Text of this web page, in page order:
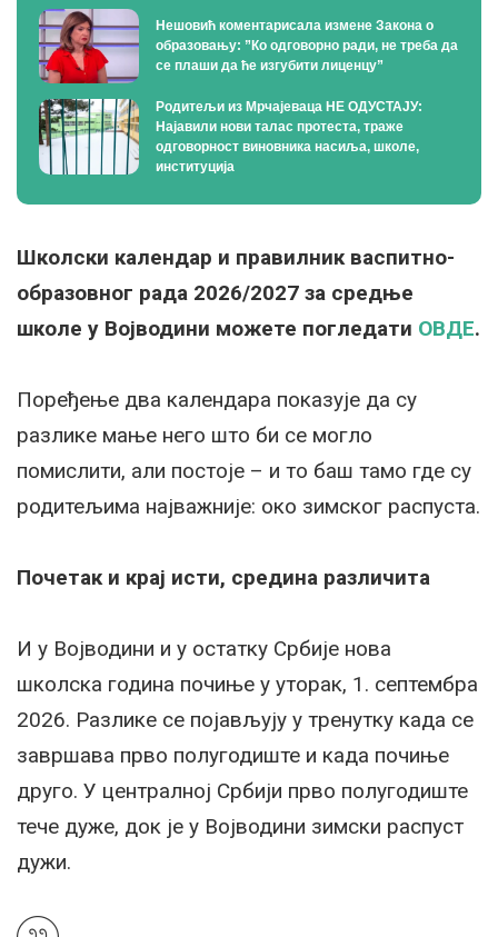
Нешовић коментарисала измене Закона о
образовању: ”Ко одговорно ради, не треба да
се плаши да ће изгубити лиценцу”
Родитељи из Мрчајеваца НЕ ОДУСТАЈУ:
Најавили нови талас протеста, траже
одговорност виновника насиља, школе,
институција
Школски календар и правилник васпитно-
образовног рада 2026/2027 за средње
школе у Војводини можете погледати ОВДЕ.
Поређење два календара показује да су
разлике мање него што би се могло
помислити, али постоје – и то баш тамо где су
родитељима најважније: око зимског распуста.
Почетак и крај исти, средина различита
И у Војводини и у остатку Србије нова
школска година почиње у уторак, 1. септембра
2026. Разлике се појављују у тренутку када се
завршава прво полугодиште и када почиње
друго. У централној Србији прво полугодиште
тече дуже, док је у Војводини зимски распуст
дужи.